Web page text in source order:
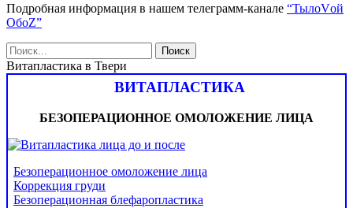
Подробная информация в нашем телеграмм-канале “ТылоVой
ОбоZ”
Витапластика в Твери
ВИТАПЛАСТИКА
БЕЗОПЕРАЦИОННОЕ ОМОЛОЖЕНИЕ ЛИЦА
Безоперационное омоложение лица
Коррекция груди
Безоперационная блефаропластика